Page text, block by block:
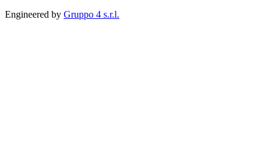
Engineered by Gruppo 4 s.r.l.